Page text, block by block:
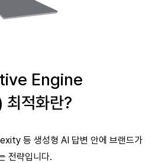
Engine
적화란?
등 생성형 AI 답변 안에 브랜드가
전략입니다.